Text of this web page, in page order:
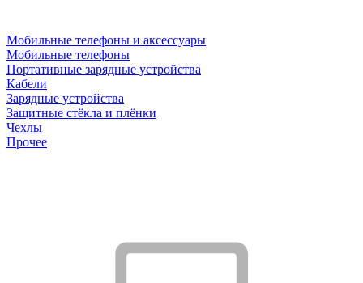
Мобильные телефоны и аксессуары
Мобильные телефоны
Портативные зарядные устройства
Кабели
Зарядные устройства
Защитные стёкла и плёнки
Чехлы
Прочее